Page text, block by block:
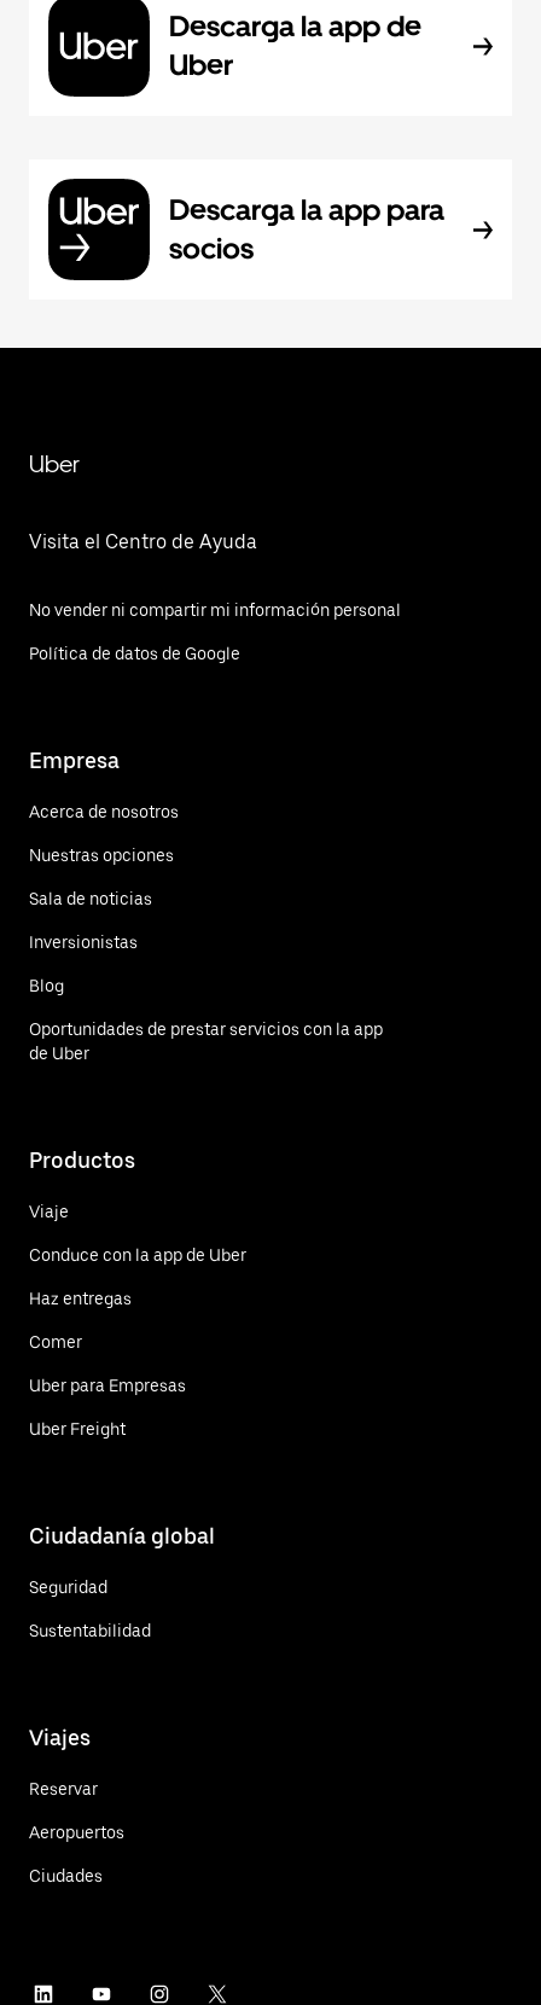
Descarga la app de
Uber
Descarga la app para
socios
Uber
Visita el Centro de Ayuda
No vender ni compartir mi información personal
Política de datos de Google
Empresa
Acerca de nosotros
Nuestras opciones
Sala de noticias
Inversionistas
Blog
Oportunidades de prestar servicios con la app
de Uber
Productos
Viaje
Conduce con la app de Uber
Haz entregas
Comer
Uber para Empresas
Uber Freight
Ciudadanía global
Seguridad
Sustentabilidad
Viajes
Reservar
Aeropuertos
Ciudades